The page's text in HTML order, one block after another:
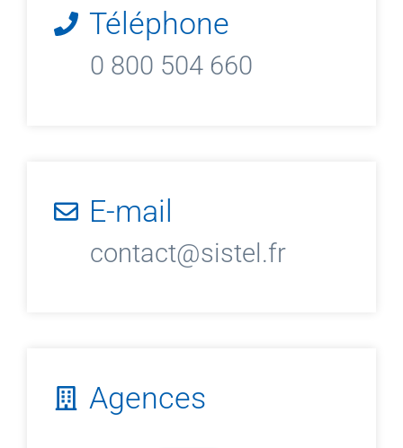
Téléphone
0 800 504 660
E-mail
contact@sistel.fr
Agences